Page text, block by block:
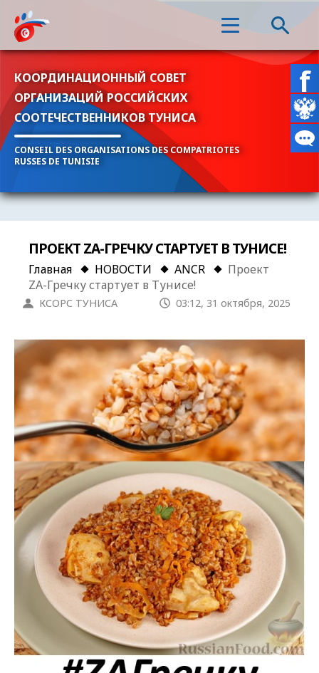
КООРДИНАЦИОННЫЙ СОВЕТ
ОРГАНИЗАЦИЙ РОССИЙСКИХ
СООТЕЧЕСТВЕННИКОВ ТУНИСА
CONSEIL DES ORGANISATIONS DES COMPATRIOTES
RUSSES DE TUNISIE
ПРОЕКТ ZA-ГРЕЧКУ СТАРТУЕТ В ТУНИСЕ!
Главная НОВОСТИ ANCR
Проект
ZA-Гречку стартует в Тунисе!
КСОРС ТУНИСА 03:12, 31 октября, 2025